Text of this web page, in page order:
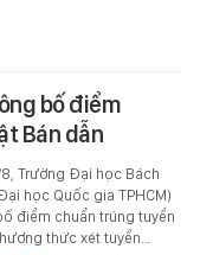
bố điểm
Bán dẫn
Trường Đại học Bách
học Quốc gia TPHCM)
điểm chuẩn trúng tuyển
thức xét tuyển…